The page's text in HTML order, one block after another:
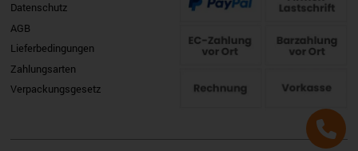
Datenschutz
AGB
Lieferbedingungen
Zahlungsarten
Verpackungsgesetz